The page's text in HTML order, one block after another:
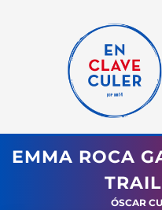
EMMA ROCA
ÓSCAR